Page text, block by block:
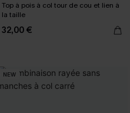
Top à pois à col tour de cou et lien à
la taille
32,00 €
NEW